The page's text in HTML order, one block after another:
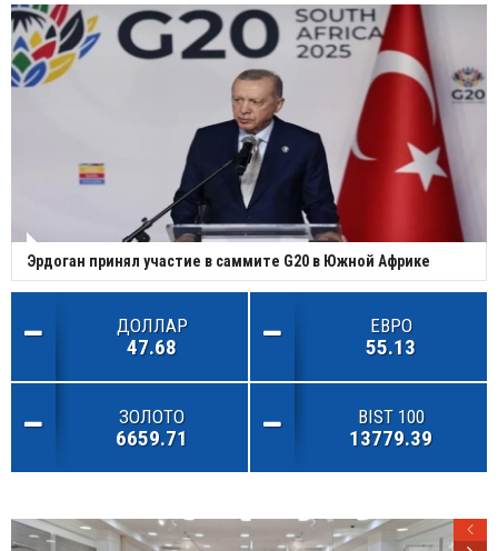
Эрдоган принял участие в саммите G20 в Южной Африке
ДОЛЛАР
47.68
ЕВРО
55.13
ЗОЛОТО
6659.71
BIST 100
13779.39